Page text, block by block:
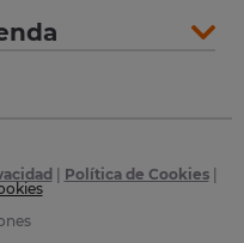
Política de Cookies|